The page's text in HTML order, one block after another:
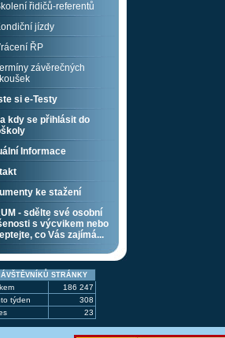
řidičů-referentů
jízdy
ŘP
závěrečných
si e-Testy
kdy se přihlásit do
Informace
ke stažení
- sdělte své osobní
s výcvikem nebo
co Vás zajímá...
STRÁNKY
186 247
týden
308
23